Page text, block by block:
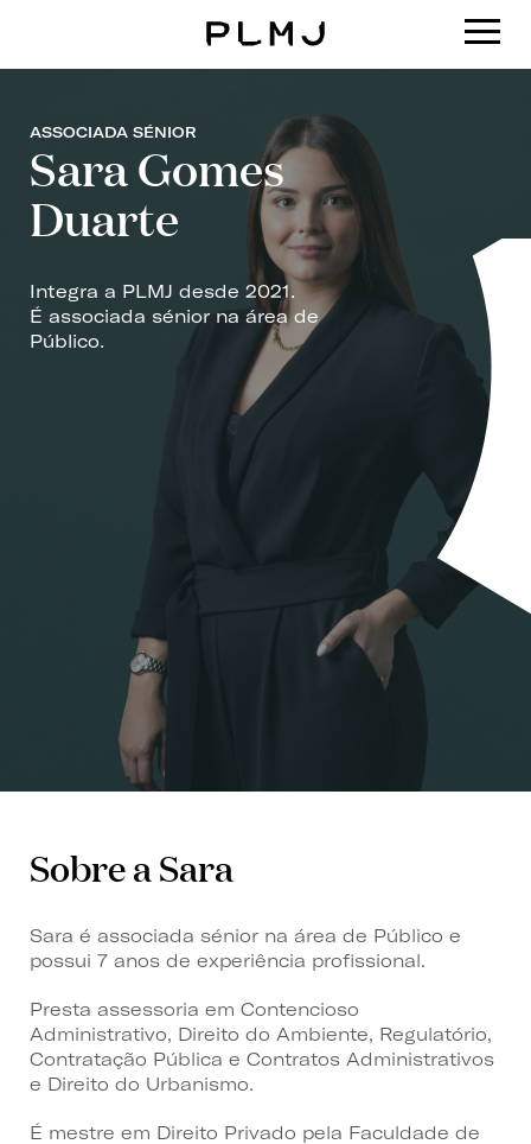
ASSOCIADA SÉNIOR
Sara Gomes
Duarte
Integra a PLMJ desde 2021.
É associada sénior na área de
Público.
Sobre a Sara
Sara é associada sénior na área de Público e
possui 7 anos de experiência profissional.
Presta assessoria em Contencioso
Administrativo, Direito do Ambiente, Regulatório,
Contratação Pública e Contratos Administrativos
e Direito do Urbanismo.
É mestre em Direito Privado pela Faculdade de